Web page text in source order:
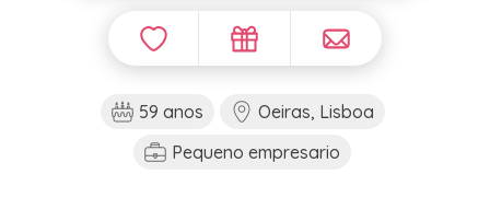
59 anos
Oeiras, Lisboa
Pequeno empresario